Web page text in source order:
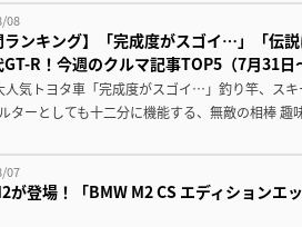
08
ランキング】「完成度がスゴイ…」「伝
GT-R！今週のクルマ記事TOP5（7月31日
気トヨタ車「完成度がスゴイ…」釣り竿、スキ
ターとしても十二分に機能する、無敵の相棒
07
が登場！「BMW M2 CS エディションエ